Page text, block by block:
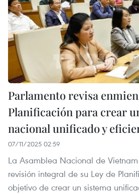
Parlamento revisa
Planificación para crear
nacional unificado y
07/11/2025 02:59
La Asamblea Nacional de
revisión integral de su Ley de
objetivo de crear un sistema